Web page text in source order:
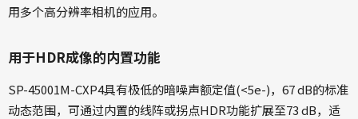
用多个高分辨率相机的应用。
用于HDR成像的内置功能
SP-45001M-CXP4具有极低的暗噪声额定值(<5e-)，67 dB的标准
动态范围，可通过内置的线阵或拐点HDR功能扩展至73 dB，适